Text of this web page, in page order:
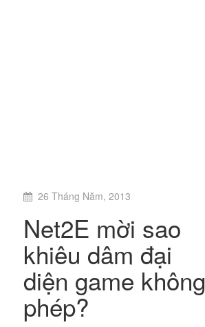
26 Tháng Năm, 2013
Net2E mời sao
khiêu dâm đại
diện game không
phép?